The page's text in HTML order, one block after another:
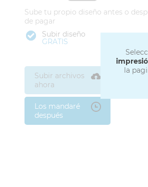
la
Sube tu propio diseño antes o
de pagar
Subir diseño
GRATIS
Subir archivos
ahora
Los mandaré
después